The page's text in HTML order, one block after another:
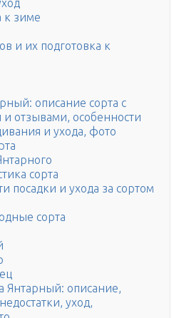
к зиме
и их подготовка к
описание сорта с
и отзывами, особенности
и ухода, фото
сорта
посадки и ухода за сортом
сорта
Янтарный: описание,
уход,